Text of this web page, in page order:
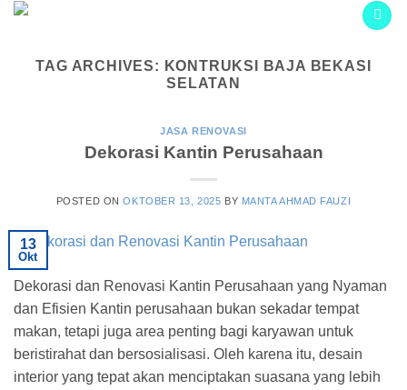
Skip
TAG ARCHIVES: KONTRUKSI BAJA BEKASI
SELATAN
JASA RENOVASI
Dekorasi Kantin Perusahaan
POSTED ONOKTOBER 13, 2025 BY MANTA AHMAD FAUZI
13
Okt
Dekorasi dan Renovasi Kantin Perusahaan yang Nyaman
dan Efisien Kantin perusahaan bukan sekadar tempat
makan, tetapi juga area penting bagi karyawan untuk
beristirahat dan bersosialisasi. Oleh karena itu, desain
interior yang tepat akan menciptakan suasana yang lebih